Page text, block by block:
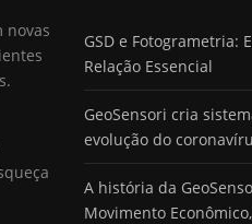
novas
GSD e Fotogrametria:
Relação Essencial
GeoSensori cria
evolução do
A história da
Movimento